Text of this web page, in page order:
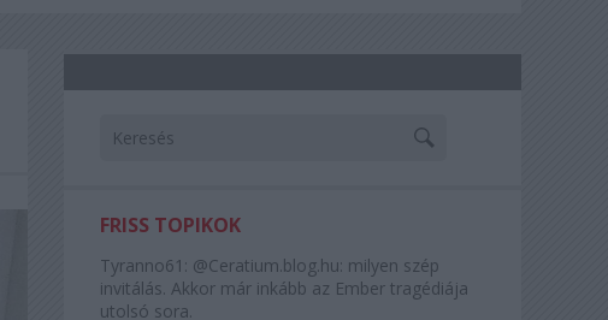
FRISS TOPIKOK
Tyranno61: @Ceratium.blog.hu: milyen szép
invitálás. Akkor már inkább az Ember tragédiája
utolsó sora.